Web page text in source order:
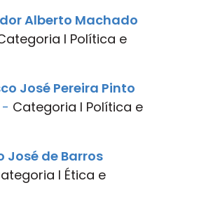
Alberto Machado
I Política e
José Pereira Pinto
- Categoria I Política e
José de Barros
I Ética e